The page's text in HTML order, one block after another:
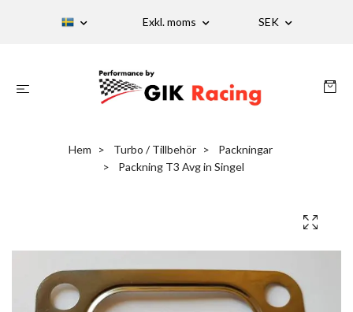
Exkl. moms SEK
Hem Turbo / Tillbehör
Packningar
Packning T3 Avg in Singel